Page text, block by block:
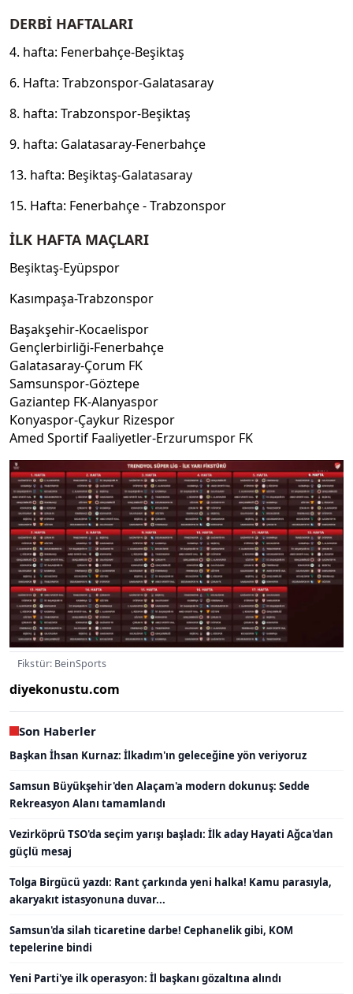
DERBİ HAFTALARI
4. hafta: Fenerbahçe-Beşiktaş
6. Hafta: Trabzonspor-Galatasaray
8. hafta: Trabzonspor-Beşiktaş
9. hafta: Galatasaray-Fenerbahçe
13. hafta: Beşiktaş-Galatasaray
15. Hafta: Fenerbahçe - Trabzonspor
İLK HAFTA MAÇLARI
Beşiktaş-Eyüpspor
Kasımpaşa-Trabzonspor
Başakşehir-Kocaelispor
Gençlerbirliği-Fenerbahçe
Galatasaray-Çorum FK
Samsunspor-Göztepe
Gaziantep FK-Alanyaspor
Konyaspor-Çaykur Rizespor
Amed Sportif Faaliyetler-Erzurumspor FK
Fikstür: BeinSports
diyekonustu.com
Son Haberler
Başkan İhsan Kurnaz: İlkadım'ın geleceğine yön veriyoruz
Samsun Büyükşehir'den Alaçam'a modern dokunuş: Sedde
Rekreasyon Alanı tamamlandı
Vezirköprü TSO'da seçim yarışı başladı: İlk aday Hayati Ağca'dan
güçlü mesaj
Tolga Birgücü yazdı: Rant çarkında yeni halka! Kamu parasıyla,
akaryakıt istasyonuna duvar...
Samsun'da silah ticaretine darbe! Cephanelik gibi, KOM
tepelerine bindi
Yeni Parti'ye ilk operasyon: İl başkanı gözaltına alındı